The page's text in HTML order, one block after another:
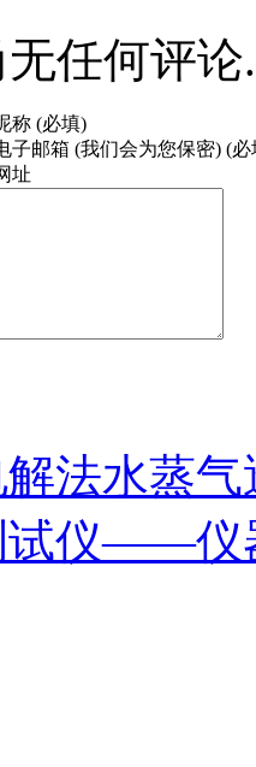
任何评论.
称 (必填)
子邮箱 (我们会为您保密) (必
址
解法水蒸
试仪——仪